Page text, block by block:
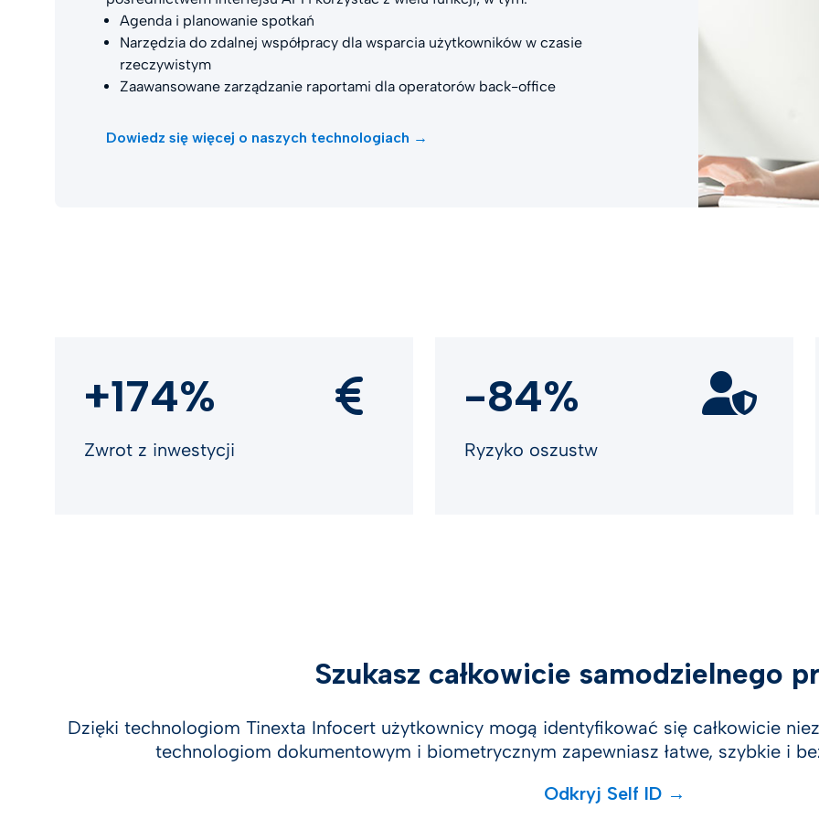
Agenda i planowanie spotkań
Narzędzia do zdalnej współpracy dla wsparcia użytkowników w czasie
rzeczywistym
Zaawansowane zarządzanie raportami dla operatorów back-office
Dowiedz się więcej o naszych technologiach →
+174%
Zwrot z inwestycji
-84%
Ryzyko oszustw
Szukasz całkowicie samodzielnego
Dzięki technologiom Tinexta Infocert użytkownicy mogą identyfikować się całkowicie
technologiom dokumentowym i biometrycznym zapewniasz łatwe, szybkie i
Odkryj Self ID →